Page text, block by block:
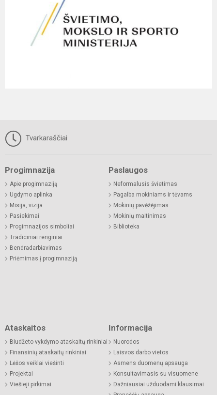
Tvarkaraščiai
Progimnazija
Apie progimnaziją
Ugdymo aplinka
Misija, vizija
Pasiekimai
Progimnazijos simboliai
Tradiciniai renginiai
Bendradarbiavimas
Priėmimas į progimnaziją
Paslaugos
Neformalusis švietimas
Pagalba mokiniams ir tėvams
Mokinių pavėžėjimas
Mokinių maitinimas
Biblioteka
Ataskaitos
Biudžeto vykdymo ataskaitų rinkiniai
Finansinių ataskaitų rinkiniai
Lėšos veiklai viešinti
Projektai
Viešieji pirkimai
Informacija
Nuorodos
Laisvos darbo vietos
Asmens duomenų apsauga
Konsultavimasis su visuomene
Dažniausiai užduodami klausimai